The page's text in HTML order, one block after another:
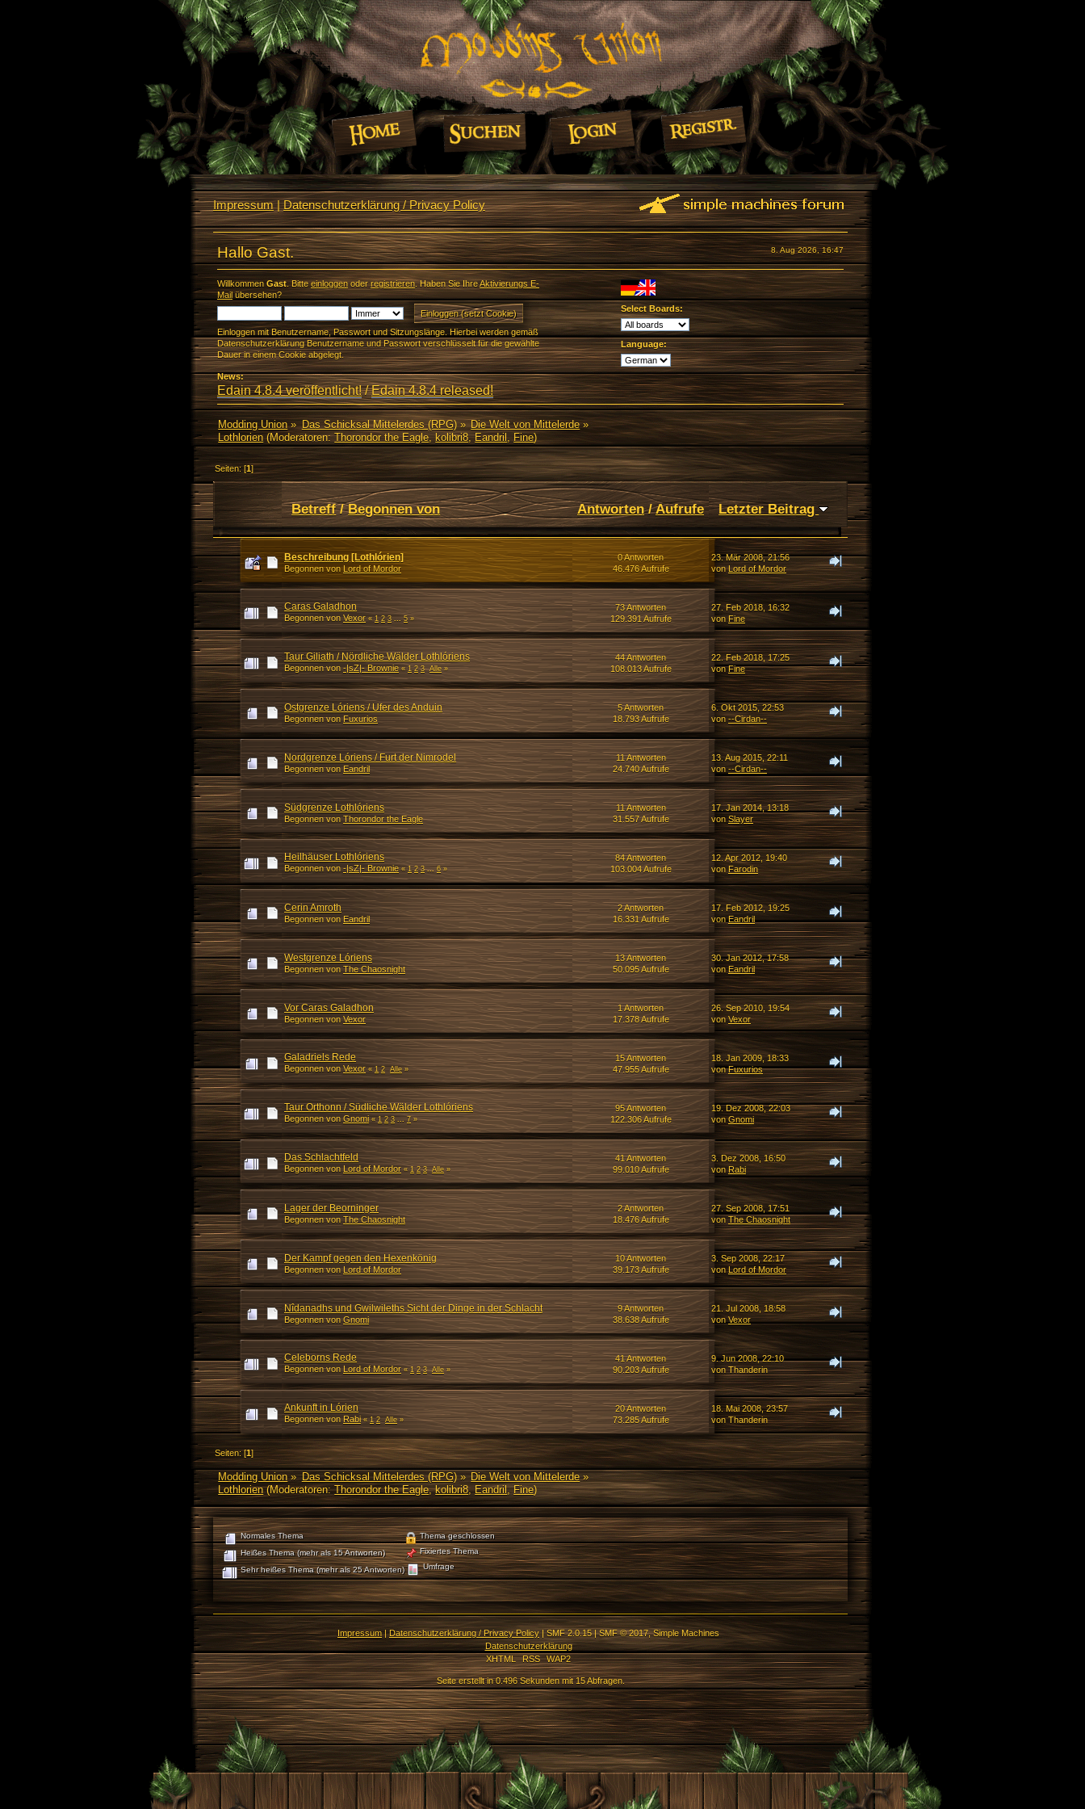
Impressum|Datenschutzerklärung / Privacy Policy
8. Aug 2026, 16:47
Hallo Gast.
Willkommen Gast. Bitte einloggenoderregistrieren. Haben Sie IhreAktivierungs E-
Mailübersehen?
Einloggen mit Benutzername, Passwort und Sitzungslänge. Hierbei werden gemäß
Datenschutzerklärung Benutzername und Passwort verschlüsselt für die gewählte
Dauer in einem Cookie abgelegt.
Select Boards:
Language:
News:
Edain 4.8.4 veröffentlicht!/Edain 4.8.4 released!
Modding Union» Das Schicksal Mittelerdes (RPG)» Die Welt von Mittelerde»
Lothlorien(Moderatoren:Thorondor the Eagle,kolibri8,Eandril ,Fine)
Seiten: [1]
Betreff/Begonnen von Antworten/Aufrufe Letzter Beitrag
Beschreibung [Lothlórien]
Begonnen von Lord of Mordor
0 Antworten
46.476 Aufrufe
23. Mär 2008, 21:56
vonLord of Mordor
Caras Galadhon
Begonnen von Vexor «1 2 3 ...5»
73 Antworten
129.391 Aufrufe
27. Feb 2018, 16:32
von Fine
Taur Giliath / Nördliche Wälder Lothlóriens
Begonnen von -|sZ|- Brownie «1 2 3 Alle»
44 Antworten
108.013 Aufrufe
22. Feb 2018, 17:25
vonFine
Ostgrenze Lóriens / Ufer des Anduin
Begonnen von Fuxurios
5 Antworten
18.793 Aufrufe
6. Okt 2015, 22:53
von--Cirdan--
Nordgrenze Lóriens / Furt der Nimrodel
Begonnen von Eandril
11 Antworten
24.740 Aufrufe
13. Aug 2015, 22:11
von--Cirdan--
Südgrenze Lothlóriens
Begonnen von Thorondor the Eagle
11 Antworten
31.557 Aufrufe
17. Jan 2014, 13:18
vonSlayer
Heilhäuser Lothlóriens
Begonnen von -|sZ|- Brownie «1 2 3 ...6»
84 Antworten
103.004 Aufrufe
12. Apr 2012, 19:40
von Farodin
Cerin Amroth
Begonnen von Eandril
2 Antworten
16.331 Aufrufe
17. Feb 2012, 19:25
vonEandril
Westgrenze Lóriens
Begonnen von The Chaosnight
13 Antworten
50.095 Aufrufe
30. Jan 2012, 17:58
vonEandril
Vor Caras Galadhon
Begonnen von Vexor
1 Antworten
17.378 Aufrufe
26. Sep 2010, 19:54
vonVexor
Galadriels Rede
Begonnen von Vexor «1 2 Alle»
15 Antworten
47.955 Aufrufe
18. Jan 2009, 18:33
vonFuxurios
Taur Orthonn / Südliche Wälder Lothlóriens
Begonnen von Gnomi «1 2 3 ...7»
95 Antworten
122.306 Aufrufe
19. Dez 2008, 22:03
vonGnomi
Das Schlachtfeld
Begonnen von Lord of Mordor «1 2 3 Alle»
41 Antworten
99.010 Aufrufe
3. Dez 2008, 16:50
vonRabi
Lager der Beorninger
Begonnen von The Chaosnight
2 Antworten
18.476 Aufrufe
27. Sep 2008, 17:51
vonThe Chaosnight
Der Kampf gegen den Hexenkönig
Begonnen von Lord of Mordor
10 Antworten
39.173 Aufrufe
3. Sep 2008, 22:17
vonLord of Mordor
Nîdanadhs und Gwilwileths Sicht der Dinge in der Schlacht
Begonnen von Gnomi
9 Antworten
38.638 Aufrufe
21. Jul 2008, 18:58
vonVexor
Celeborns Rede
Begonnen von Lord of Mordor «1 2 3 Alle»
41 Antworten
90.203 Aufrufe
9. Jun 2008, 22:10
von Thanderin
Ankunft in Lórien
Begonnen von Rabi «1 2 Alle»
20 Antworten
73.285 Aufrufe
18. Mai 2008, 23:57
von Thanderin
Seiten: [1]
Modding Union» Das Schicksal Mittelerdes (RPG)» Die Welt von Mittelerde»
Lothlorien(Moderatoren:Thorondor the Eagle,kolibri8,Eandril,Fine)
Normales Thema
Heißes Thema (mehr als 15 Antworten)
Sehr heißes Thema (mehr als 25 Antworten)
Thema geschlossen
Fixiertes Thema
Umfrage
Impressum|Datenschutzerklärung / Privacy Policy|SMF 2.0.15|SMF © 2017,Simple Machines
Datenschutzerklärung
XHTML
RSS WAP2
Seite erstellt in 0.496 Sekunden mit 15 Abfragen.